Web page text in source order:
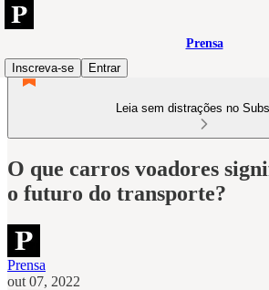
Prensa
Inscreva-se
Entrar
Leia sem distrações no
O que carros voadores
o futuro do transporte?
Prensa
out 07, 2022